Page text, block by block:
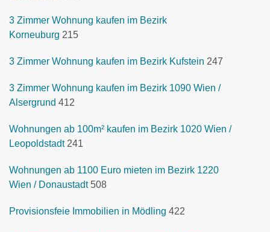
3 Zimmer Wohnung kaufen im Bezirk
Korneuburg 215
3 Zimmer Wohnung kaufen im Bezirk Kufstein 247
3 Zimmer Wohnung kaufen im Bezirk 1090 Wien /
Alsergrund 412
Wohnungen ab 100m² kaufen im Bezirk 1020 Wien /
Leopoldstadt 241
Wohnungen ab 1100 Euro mieten im Bezirk 1220
Wien / Donaustadt 508
Provisionsfeie Immobilien in Mödling 422